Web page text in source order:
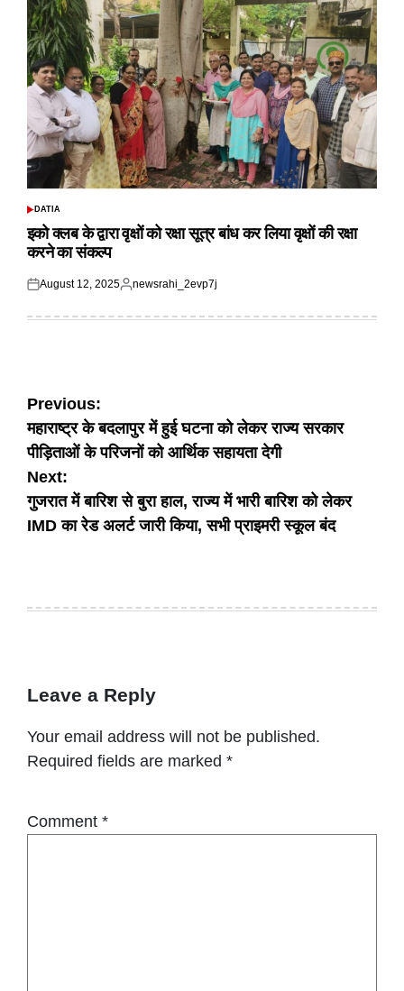
POSTED
DATIA
इको क्लब के द्वारा वृक्षों को रक्षा सूत्र बांध कर लिया वृक्षों की रक्षा
करने का संकल्प
Posted
August 12, 2025
Posted
newsrahi_2evp7j
Post
navigation
Previous:
महाराष्ट्र के बदलापुर में हुई घटना को लेकर राज्य सरकार
पीड़िताओं के परिजनों को आर्थिक सहायता देगी
Next:
गुजरात में बारिश से बुरा हाल, राज्य में भारी बारिश को लेकर
IMD का रेड अलर्ट जारी किया, सभी प्राइमरी स्कूल बंद
Leave a Reply
Your email address will not be published.
Required fields are marked *
Comment *